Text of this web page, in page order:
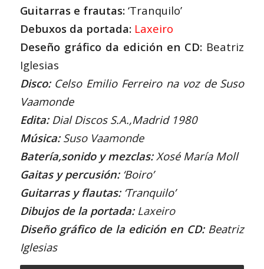
Guitarras e frautas:‘Tranquilo’
Debuxos da portada: Laxeiro
Deseño gráfico da edición en CD: Beatriz
Iglesias
Disco: Celso Emilio Ferreiro na voz de Suso
Vaamonde
Edita:Dial Discos S.A.,Madrid 1980
Música: Suso Vaamonde
Batería,sonido y mezclas:Xosé María Moll
Gaitas y percusión:‘Boiro’
Guitarras y flautas:‘Tranquilo’
Dibujos de la portada:Laxeiro
Diseño gráfico de la edición en CD:Beatriz
Iglesias